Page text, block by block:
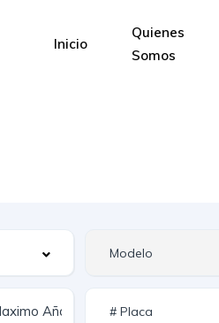
Inicio
Quienes
Somos